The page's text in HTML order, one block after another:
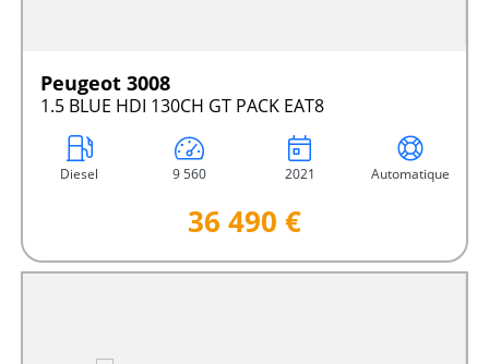
Peugeot 3008
1.5 BLUE HDI 130CH GT PACK EAT8
Diesel 9 560 2021 Automatique
36 490 €